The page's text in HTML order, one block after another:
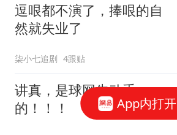
逗哏都不演了，捧哏的自
然就失业了
柒小七追剧 4跟贴
讲真，是球网先动手
的！！！
App内打开